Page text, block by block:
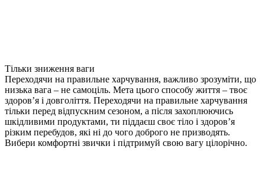
Тільки зниження ваги
Переходячи на правильне харчування, важливо зрозуміти, що
низька вага – не самоціль. Мета цього способу життя – твоє
здоров’я і довголіття. Переходячи на правильне харчування
тільки перед відпускним сезоном, а після захоплюючись
шкідливими продуктами, ти піддаєш своє тіло і здоров’я
різким перебудов, які ні до чого доброго не призводять.
Вибери комфортні звички і підтримуй свою вагу цілорічно.